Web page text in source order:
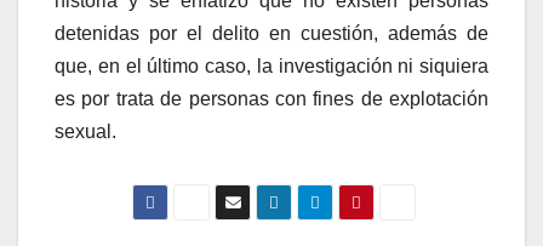
detenidas por el delito en cuestión, además de
que, en el último caso, la investigación ni siquiera
es por trata de personas con fines de explotación
sexual.